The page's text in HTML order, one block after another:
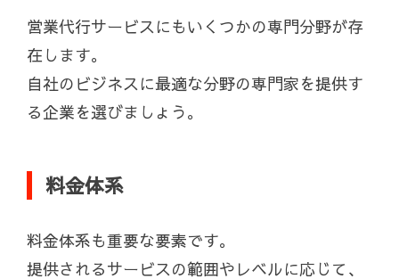
営業代行サービスにもいくつかの専門分野が存
在します。
自社のビジネスに最適な分野の専門家を提供す
る企業を選びましょう。
料金体系
料金体系も重要な要素です。
提供されるサービスの範囲やレベルに応じて、